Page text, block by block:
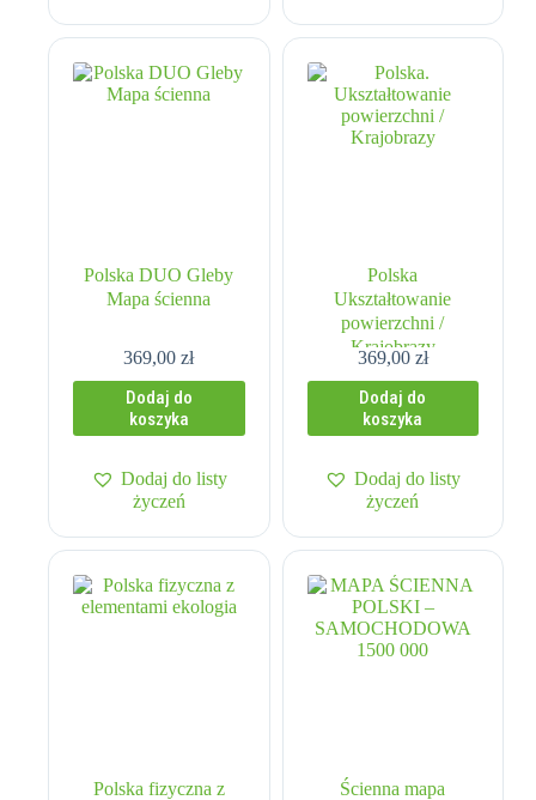
Polska DUO Gleby
Mapa ścienna
369,00zł
Dodaj do
koszyka
Dodaj do listy
życzeń
Polska
Ukształtowanie
powierzchni /
Krajobrazy
369,00 zł
Dodaj do
koszyka
Dodaj do listy
życzeń
Polska fizyczna z
Ścienna mapa